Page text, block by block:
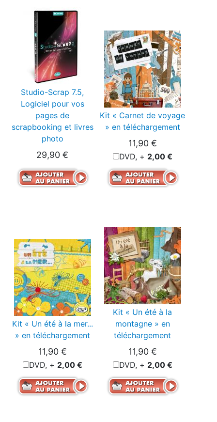
Studio-Scrap 7.5,
Logiciel pour vos
pages de
scrapbooking et livres
photo
29,90 €
Kit « Carnet de voyage
» en téléchargement
11,90 €
DVD, + 2,00 €
Kit « Un été à la mer...
» en téléchargement
11,90 €
DVD, + 2,00 €
Kit « Un été à la
montagne » en
téléchargement
11,90 €
DVD, + 2,00 €